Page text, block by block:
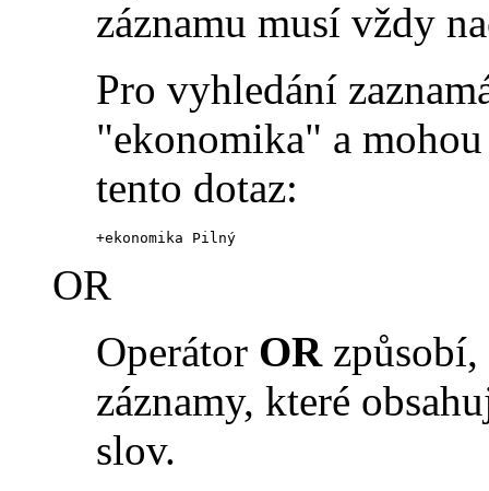
záznamu musí vždy
Pro vyhledání
"ekonomika" a
tento dotaz:
+ekonomika Pilný
OR
Operátor ORzpůsobí,
záznamy, které
slov.